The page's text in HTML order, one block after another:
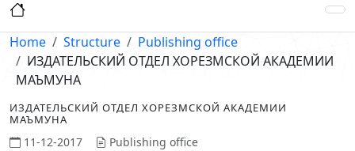
Home Structure
Publishing office
ИЗДАТЕЛЬСКИЙ ОТДЕЛ ХОРЕЗМСКОЙ АКАДЕМИИ
МАЪМУНА
ИЗДАТЕЛЬСКИЙ ОТДЕЛ ХОРЕЗМСКОЙ АКАДЕМИИ
МАЪМУНА
11-12-2017 Publishing office